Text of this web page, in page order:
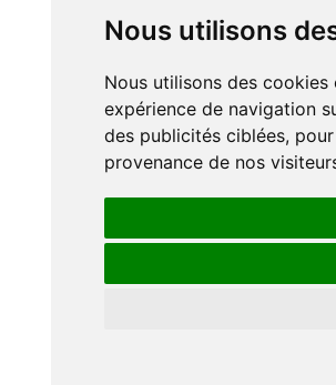
Nous utilisons
Nous utilisons des cookies et d'autres technologies de suivi pour améliorer votre
expérience de navigation
des publicités ciblées,
provenance de nos